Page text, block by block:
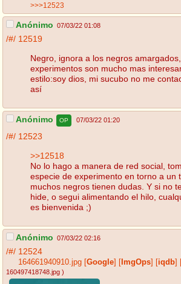
>>>12523
Anónimo 07/03/22 01:08
/#/ 12519
Negro, ignora a los negros
experimentos son mucho mas
estilo:soy dios, mi sucubo no me
así
Anónimo OP 07/03/22 01:20
/#/ 12523
>>12518
No lo hago a manera de red social,
especie de experimento en torno a un
muchos negros tienen dudas. Y si no
hide, o segui alimentando el hilo,
es bienvenida ;)
Anónimo 07/03/22 02:16
/#/ 12524
164661940910.jpg Google ImgOps iqdb
160497418748.jpg )